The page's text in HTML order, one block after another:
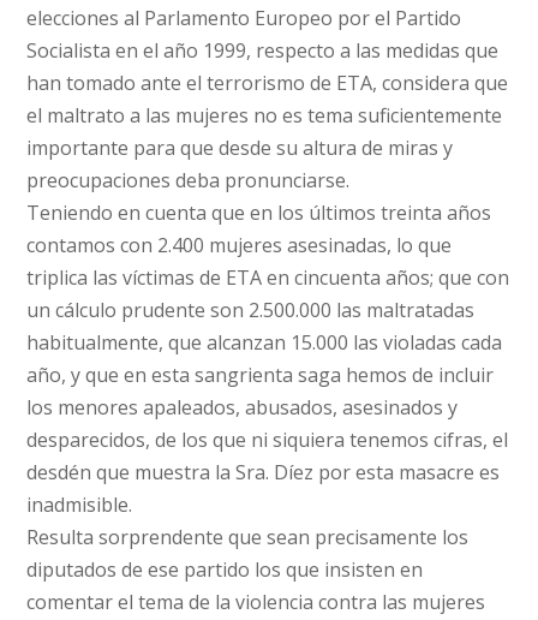
elecciones al Parlamento Europeo por el Partido
Socialista en el año 1999, respecto a las medidas que
han tomado ante el terrorismo de ETA, considera que
el maltrato a las mujeres no es tema suficientemente
importante para que desde su altura de miras y
preocupaciones deba pronunciarse.
Teniendo en cuenta que en los últimos treinta años
contamos con 2.400 mujeres asesinadas, lo que
triplica las víctimas de ETA en cincuenta años; que con
un cálculo prudente son 2.500.000 las maltratadas
habitualmente, que alcanzan 15.000 las violadas cada
año, y que en esta sangrienta saga hemos de incluir
los menores apaleados, abusados, asesinados y
desparecidos, de los que ni siquiera tenemos cifras, el
desdén que muestra la Sra. Díez por esta masacre es
inadmisible.
Resulta sorprendente que sean precisamente los
diputados de ese partido los que insisten en
comentar el tema de la violencia contra las mujeres